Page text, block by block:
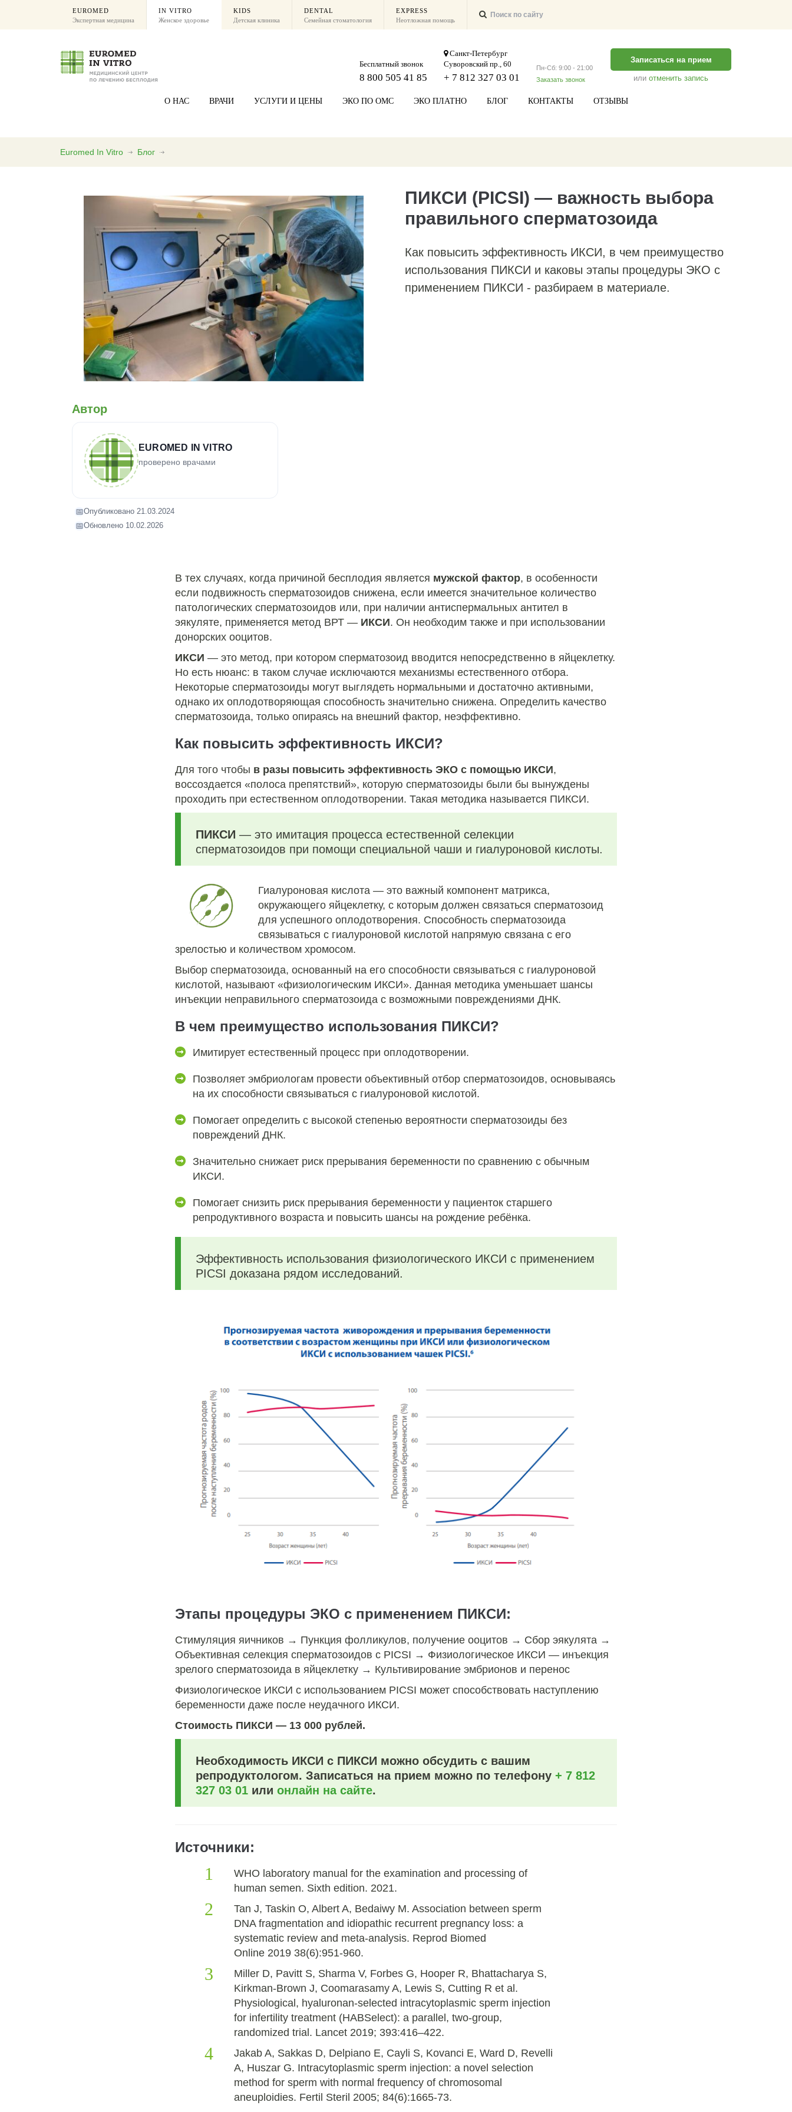
EUROMED
Экспертная медицина
IN VITRO
Женское здоровье
KIDS
Детская клиника
DENTAL
Семейная стоматология
EXPRESS
Неотложная помощь
Бесплатный звонок
8 800 505 41 85
Санкт-Петербург
Суворовский пр., 60
+ 7 812 327 03 01
Пн-Сб: 9:00 - 21:00
Заказать звонок
Записаться на прием
или отменить запись
О НАС ВРАЧИ УСЛУГИ И ЦЕНЫ ЭКО ПО ОМС ЭКО ПЛАТНО БЛОГ КОНТАКТЫ ОТЗЫВЫ
Euromed In Vitro Блог
ПИКСИ (PICSI) — важность выбора
правильного сперматозоида
Как повысить эффективность ИКСИ, в чем преимущество
использования ПИКСИ и каковы этапы процедуры ЭКО с
применением ПИКСИ - разбираем в материале.
Автор
EUROMED IN VITRO
проверено врачами
📅Опубликовано 21.03.2024
📅Обновлено 10.02.2026
В тех случаях, когда причиной бесплодия является мужской фактор, в особенности
если подвижность сперматозоидов снижена, если имеется значительное количество
патологических сперматозоидов или, при наличии антиспермальных антител в
эякуляте, применяется метод ВРТ — ИКСИ. Он необходим также и при использовании
донорских ооцитов.
ИКСИ — это метод, при котором сперматозоид вводится непосредственно в яйцеклетку.
Но есть нюанс: в таком случае исключаются механизмы естественного отбора.
Некоторые сперматозоиды могут выглядеть нормальными и достаточно активными,
однако их оплодотворяющая способность значительно снижена. Определить качество
сперматозоида, только опираясь на внешний фактор, неэффективно.
Как повысить эффективность ИКСИ?
Для того чтобы в разы повысить эффективность ЭКО с помощью ИКСИ,
воссоздается «полоса препятствий»‎, которую сперматозоиды были бы вынуждены
проходить при естественном оплодотворении. Такая методика называется ПИКСИ.
ПИКСИ — это имитация процесса естественной селекции
сперматозоидов при помощи специальной чаши и гиалуроновой кислоты.
Гиалуроновая кислота — это важный компонент матрикса,
окружающего яйцеклетку, с которым должен связаться сперматозоид
для успешного оплодотворения. Способность сперматозоида
связываться с гиалуроновой кислотой напрямую связана с его
зрелостью и количеством хромосом.
Выбор сперматозоида, основанный на его способности связываться с гиалуроновой
кислотой, называют «физиологическим ИКСИ». Данная методика уменьшает шансы
инъекции неправильного сперматозоида с возможными повреждениями ДНК.
В чем преимущество использования ПИКСИ?
Имитирует естественный процесс при оплодотворении.
Позволяет эмбриологам провести объективный отбор сперматозоидов, основываясь
на их способности связываться с гиалуроновой кислотой.
Помогает определить с высокой степенью вероятности сперматозоиды без
повреждений ДНК.
Значительно снижает риск прерывания беременности по сравнению с обычным
ИКСИ.
Помогает снизить риск прерывания беременности у пациенток старшего
репродуктивного возраста и повысить шансы на рождение ребёнка.
Эффективность использования физиологического ИКСИ‎ с применением
PICSI доказана рядом исследований.
Этапы процедуры ЭКО с применением ПИКСИ:
Стимуляция яичников → Пункция фолликулов, получение ооцитов → Сбор эякулята →
Объективная селекция сперматозоидов с PICSI → Физиологическое ИКСИ — инъекция
зрелого сперматозоида в яйцеклетку → Культивирование эмбрионов и перенос
Физиологическое ИКСИ с использованием PICSI может способствовать наступлению
беременности даже после неудачного ИКСИ.
Стоимость ПИКСИ — 13 000 рублей.
Необходимость ИКСИ с ПИКСИ можно обсудить с вашим
репродуктологом. Записаться на прием можно по телефону + 7 812
327 03 01 или онлайн на сайте.
Источники:
WHO laboratory manual for the examination and processing of
human semen. Sixth edition. 2021.
Tan J, Taskin O, Albert A, Bedaiwy M. Association between sperm
DNA fragmentation and idiopathic recurrent pregnancy loss: a
systematic review and meta-analysis. Reprod Biomed
Online 2019 38(6):951-960.
Miller D, Pavitt S, Sharma V, Forbes G, Hooper R, Bhattacharya S,
Kirkman-Brown J, Coomarasamy A, Lewis S, Cutting R et al.
Physiological, hyaluronan-selected intracytoplasmic sperm injection
for infertility treatment (HABSelect): a parallel, two-group,
randomized trial. Lancet 2019; 393:416–422.
Jakab A, Sakkas D, Delpiano E, Cayli S, Kovanci E, Ward D, Revelli
A, Huszar G. Intracytoplasmic sperm injection: a novel selection
method for sperm with normal frequency of chromosomal
aneuploidies. Fertil Steril 2005; 84(6):1665-73.